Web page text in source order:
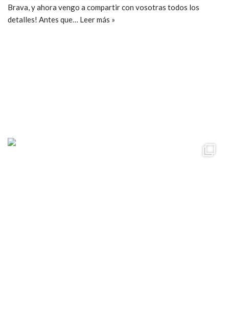
Brava, y ahora vengo a compartir con vosotras todos los
detalles! Antes que… Leer más »